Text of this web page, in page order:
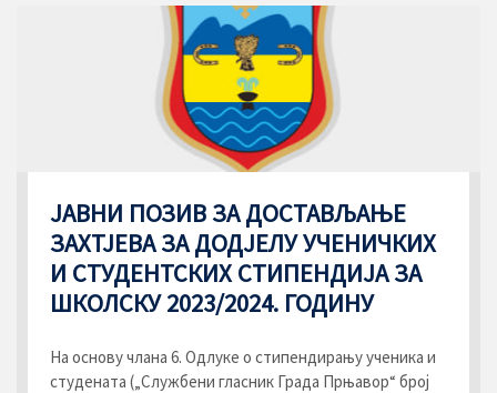
ЈАВНИ ПОЗИВ ЗА ДОСТАВЉАЊЕ
ЗАХТЈЕВА ЗА ДОДЈЕЛУ УЧЕНИЧКИХ
И СТУДЕНТСКИХ СТИПЕНДИЈА ЗА
ШКОЛСКУ 2023/2024. ГОДИНУ
На основу члана 6. Одлуке о стипендирању ученика и
студената („Службени гласник Града Прњавор“ број